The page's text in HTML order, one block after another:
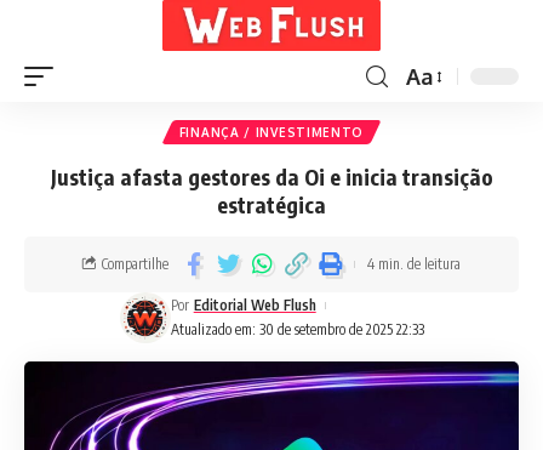
Aa
FINANÇA / INVESTIMENTO
Justiça afasta gestores da Oi e inicia transição
estratégica
Atualizado em: 30 de setembro de 2025 22:33
Por Editorial Web Flush
Compartilhe 4 min. de leitura